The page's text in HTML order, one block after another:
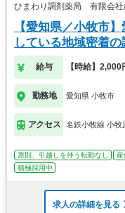
ひまわり調剤薬局 有限会社
【愛知県／小牧市
している地域密着
給与 【時給】2,000
勤務地 愛知県 小牧市
アクセス 名鉄小牧線 小牧
原則、引越しを伴う転勤なし
積極採用中
求人の詳細を見る